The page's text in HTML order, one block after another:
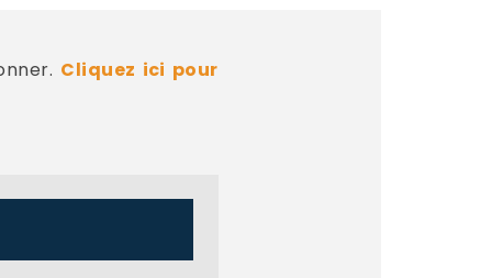
Cliquez ici pour